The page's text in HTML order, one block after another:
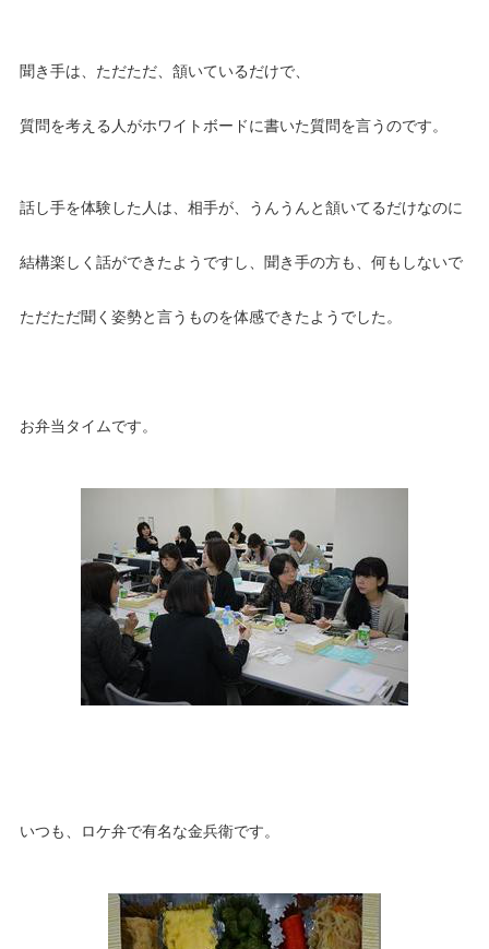
聞き手は、ただただ、頷いているだけで、
質問を考える人がホワイトボードに書いた質問を言うのです。
話し手を体験した人は、相手が、うんうんと頷いてるだけなのに
結構楽しく話ができたようですし、聞き手の方も、何もしないで
ただただ聞く姿勢と言うものを体感できたようでした。
お弁当タイムです。
いつも、ロケ弁で有名な金兵衛です。